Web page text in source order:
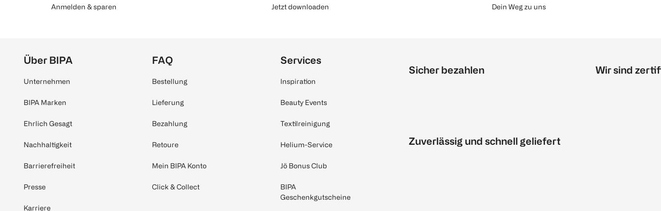
Anmelden & sparen Jetzt downloaden Dein Weg zu uns
Über BIPA
Unternehmen
BIPA Marken
Ehrlich Gesagt
Nachhaltigkeit
Barrierefreiheit
Presse
Karriere
FAQ
Bestellung
Lieferung
Bezahlung
Retoure
Mein BIPA Konto
Click & Collect
Services
Inspiration
Beauty Events
Textilreinigung
Helium-Service
Jö Bonus Club
BIPA
Geschenkgutscheine
Sicher bezahlen
Zuverlässig und schnell geliefert
Wir sind